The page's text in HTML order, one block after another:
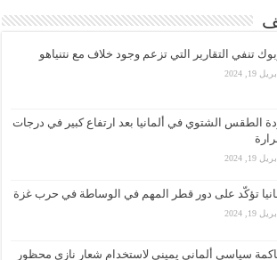
تنفي التقارير التي تزعم وجود خلاف مع نتنياهو
أبريل 19, 2024
الطقس الشتوي في ألمانيا بعد ارتفاع كبير في درجات
أبريل 19, 2024
تؤكّد على دور قطر المهم في الوساطة في حرب غزة
أبريل 19, 2024
سياسي ألماني يميني لاستخدام شعار نازي محظور